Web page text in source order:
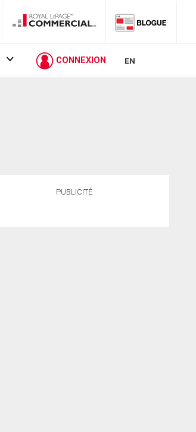
CONNEXION EN
PUBLICITÉ